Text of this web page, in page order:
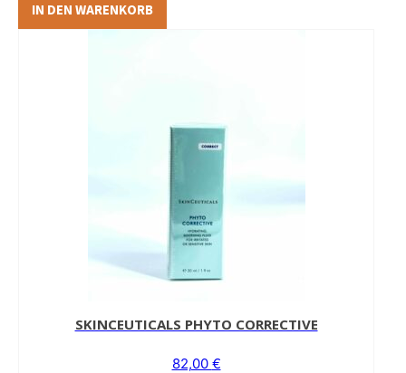
IN DEN WARENKORB
SKINCEUTICALS PHYTO CORRECTIVE
82,00 €